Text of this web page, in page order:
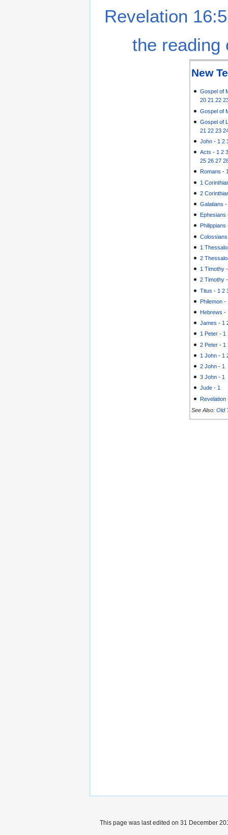
Revelation
the reading
New
Gospel of
20 21 22
Gospel of
Gospel of
21 22 23
John - 1 2
Acts - 1 2
25 26 27
Romans -
1
2
Galatians
Ephesians
Philippians
Colossians
1
2
1 Timothy
2 Timothy
Titus - 1 2
Philemon -
Hebrews -
James - 1
1 Peter -1
2 Peter - 1
1 John - 1
2 John - 1
3 John - 1
Jude -1
Revelation
See Also: Old
This page was last edited on 31 December